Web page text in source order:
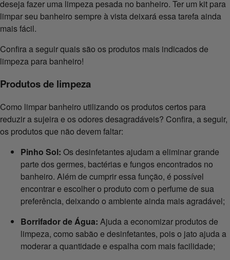
deseja fazer uma limpeza pesada no banheiro. Ter um kit para
limpar seu banheiro sempre à vista deixará essa tarefa ainda
mais fácil.
Confira a seguir quais são os produtos mais indicados de
limpeza para banheiro!
Produtos de limpeza
Como limpar banheiro utilizando os produtos certos para
reduzir a sujeira e os odores desagradáveis? Confira, a seguir,
os produtos que não devem faltar:
Pinho Sol: Os desinfetantes ajudam a eliminar grande
parte dos germes, bactérias e fungos encontrados no
banheiro. Além de cumprir essa função, é possível
encontrar e escolher o produto com o perfume de sua
preferência, deixando o ambiente ainda mais agradável;
Borrifador de Água: Ajuda a economizar produtos de
limpeza, como sabão e desinfetantes, pois o jato ajuda a
moderar a quantidade e espalha com mais facilidade;